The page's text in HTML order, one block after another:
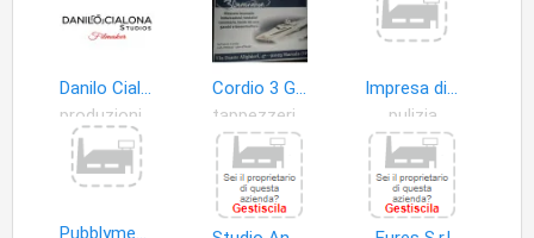
Danilo Cialona Filmaker Studios
Cordio 3 Generation di G.a
Impresa di pulizia
pulizia
Pubblymedia Network S.a.s. di Sciacca Carmelo & C